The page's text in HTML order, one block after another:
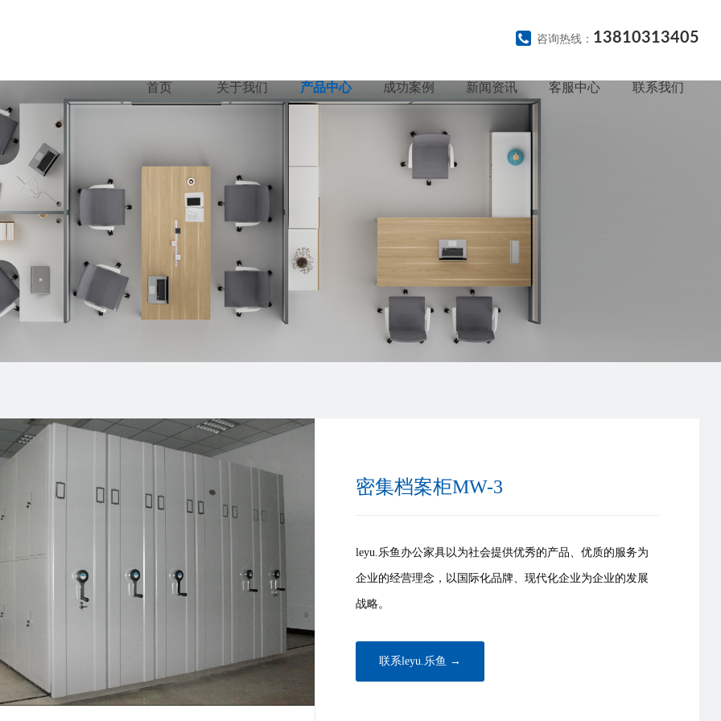
咨询热线： 13810313405
首页 关于我们 产品中心 成功案例 新闻资讯 客服中心 联系我们
密集档案柜MW-3
leyu.乐鱼办公家具以为社会提供优秀的产品、优质的服务为
企业的经营理念，以国际化品牌、现代化企业为企业的发展
战略。
联系leyu.乐鱼 →